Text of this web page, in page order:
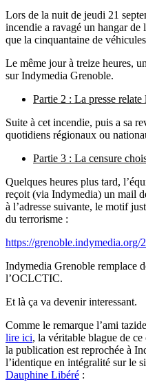
Lors de la nuit de jeudi 21
incendie a ravagé un hangar de
que la cinquantaine de
Le même jour à treize heures,
sur Indymedia Grenoble.
Partie 2 : La presse relate
Suite à cet incendie, puis a sa
quotidiens régionaux ou
Partie 3 : La censure
Quelques heures plus tard,
reçoit (via Indymedia) un mail
à l’adresse suivante, le motif
du terrorisme :
https://grenoble.indymedia.org/
Indymedia Grenoble remplace
l’OCLCTIC.
Et là ça va devenir interessant.
Comme le remarque l’ami
lire ici, la véritable blague de
la publication est reprochée à
l’identique en intégralité sur le
Dauphine Libéré :